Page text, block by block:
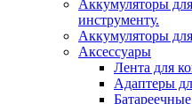
Аккумуляторы
инструменту.
Аккумуляторы
Аксессуары
Лента для
Адаптеры